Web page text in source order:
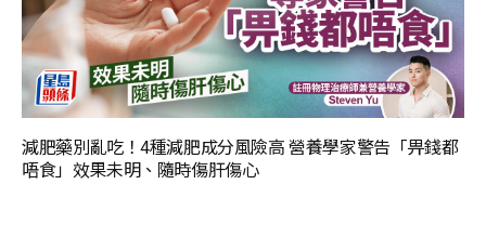
減肥藥別亂吃！4種減肥成分風險高 營養學家警告「畀錢都
唔食」效果未明、隨時傷肝傷心